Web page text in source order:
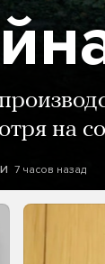
на
7 часов назад